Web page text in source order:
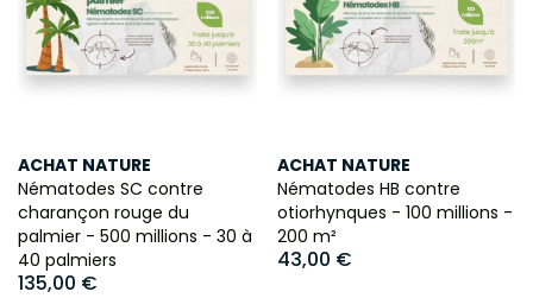
ACHAT NATURE
Nématodes SC contre
charançon rouge du
palmier - 500 millions - 30 à
40 palmiers
135,00 €
ACHAT NATURE
Nématodes HB contre
otiorhynques - 100 millions -
200 m²
43,00 €